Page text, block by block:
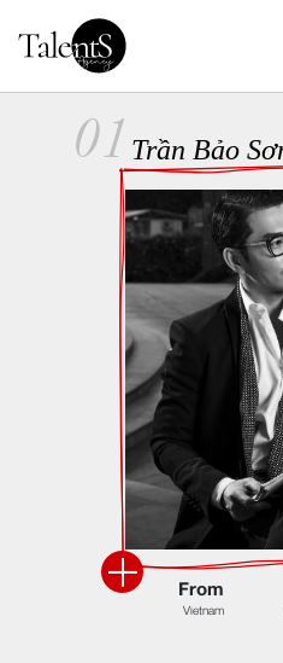
01 Trần Bảo
From
Vietnam